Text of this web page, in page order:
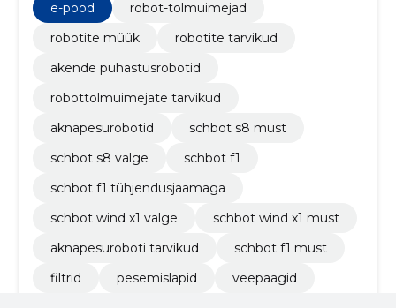
e-pood
robot-tolmuimejad
robotite müük
robotite tarvikud
akende puhastusrobotid
robottolmuimejate tarvikud
aknapesurobotid
schbot s8 must
schbot s8 valge
schbot f1
schbot f1 tühjendusjaamaga
schbot wind x1 valge
schbot wind x1 must
aknapesuroboti tarvikud
schbot f1 must
filtrid
pesemislapid
veepaagid